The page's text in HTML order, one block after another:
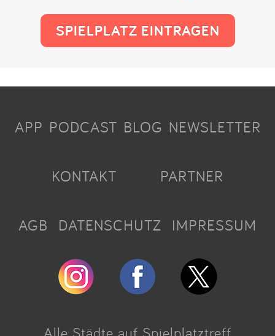
SPIELPLATZ EINTRAGEN
APP PODCAST BLOG NEWSLETTER
KONTAKT PARTNER
AGB DATENSCHUTZ IMPRESSUM
Alle Städte auf Spielplatztreff